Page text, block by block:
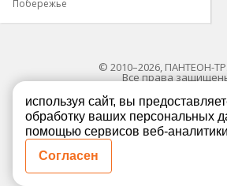
Побережье
© 2010–2026, ПАНТЕОН-
Все права
Политика в отношении обработки
Согласие на обработку
используя сайт, вы
обработку ваших персональных
помощью сервисов веб-аналитики
Согласен